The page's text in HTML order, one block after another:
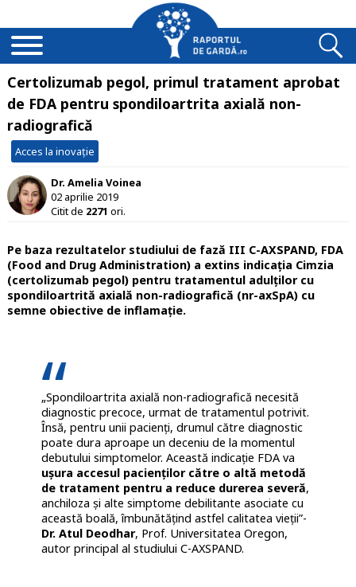
Certolizumab pegol, primul tratament aprobat
de FDA pentru spondiloartrita axială non-
radiografică
Acces la inovație
Dr. Amelia Voinea
02 aprilie 2019
Citit de 2271 ori.
Pe baza rezultatelor studiului de fază III C-AXSPAND, FDA
(Food and Drug Administration) a extins indicația Cimzia
(certolizumab pegol) pentru tratamentul adulților cu
spondiloartrită axială non-radiografică (nr-axSpA) cu
semne obiective de inflamație.
„Spondiloartrita axială non-radiografică necesită
diagnostic precoce, urmat de tratamentul potrivit.
Însă, pentru unii pacienți, drumul către diagnostic
poate dura aproape un deceniu de la momentul
debutului simptomelor. Această indicație FDA va
ușura accesul pacienților către o altă metodă
de tratament pentru a reduce durerea severă,
anchiloza și alte simptome debilitante asociate cu
această boală, îmbunătățind astfel calitatea vieții”-
Dr. Atul Deodhar, Prof. Universitatea Oregon,
autor principal al studiului C-AXSPAND.